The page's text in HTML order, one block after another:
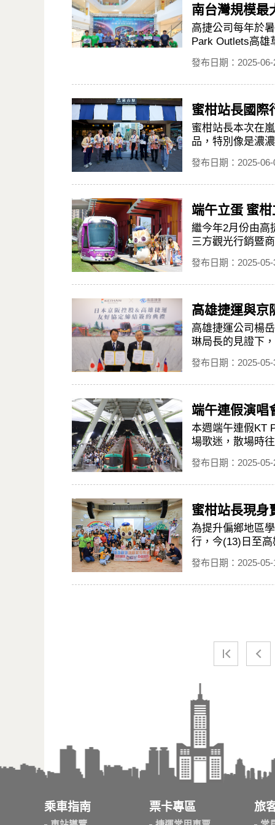
南台灣規模最
高捷公司每年於
Park Outlets高雄
發布日期：2025-06-
蜜柑站長國際
蜜柑站長本次在
品，特別像是濃
發布日期：2025-06-
端午立蛋 蜜
繼今年2月份由高
三方觀光行銷暨
發布日期：2025-05-
高雄捷運與京
高雄捷運公司楊
琳局長的見證下
發布日期：2025-05-
端午連假演唱
本週端午連假KT
場歌迷，散場時
發布日期：2025-05-
蜜柑站長現身
為提升偏鄉地區
行，今(13)日至
發布日期：2025-05-
乘車指南 票卡專區 旅